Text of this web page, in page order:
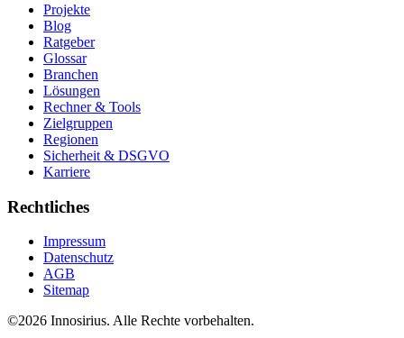
Projekte
Blog
Ratgeber
Glossar
Branchen
Lösungen
Rechner & Tools
Zielgruppen
Regionen
Sicherheit & DSGVO
Karriere
Rechtliches
Impressum
Datenschutz
AGB
Sitemap
©2026 Innosirius. Alle Rechte vorbehalten.